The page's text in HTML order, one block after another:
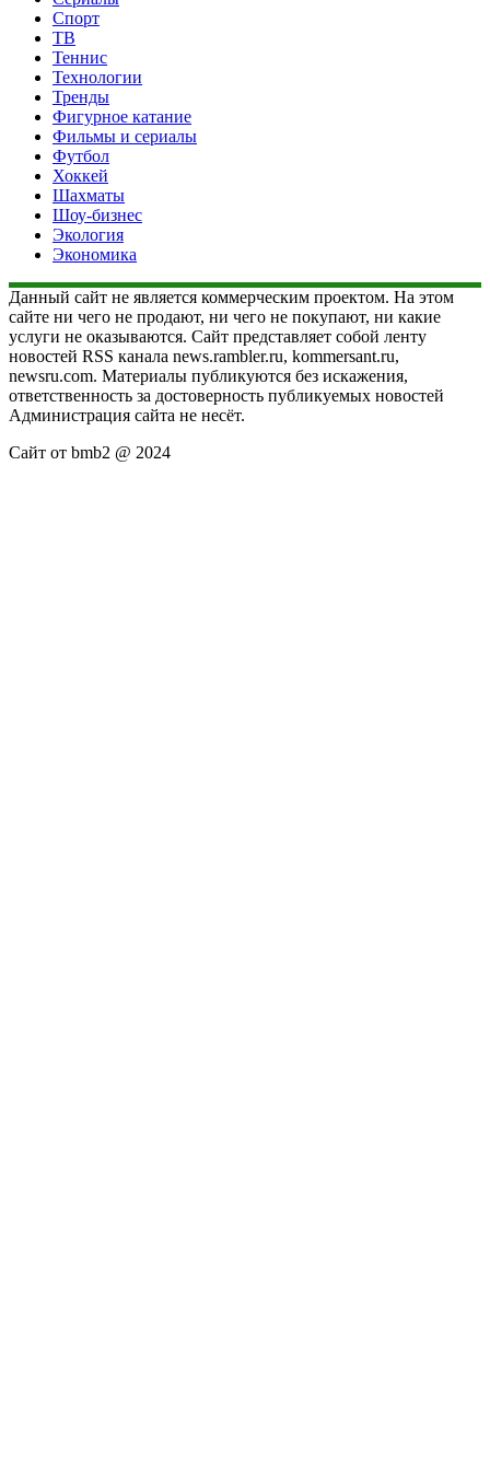
Спорт
ТВ
Теннис
Технологии
Тренды
Фигурное катание
Фильмы и сериалы
Футбол
Хоккей
Шахматы
Шоу-бизнес
Экология
Экономика
Данный сайт не является коммерческим проектом. На этом
сайте ни чего не продают, ни чего не покупают, ни какие
услуги не оказываются. Сайт представляет собой ленту
новостей RSS канала news.rambler.ru, kommersant.ru,
newsru.com. Материалы публикуются без искажения,
ответственность за достоверность публикуемых новостей
Администрация сайта не несёт.
Сайт от bmb2 @ 2024